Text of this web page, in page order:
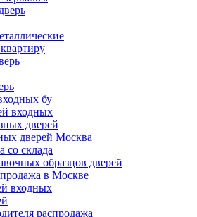
бу
входных
дверей
дверей Москва
со склада
образцов дверей
в Москве
входных
распродажа